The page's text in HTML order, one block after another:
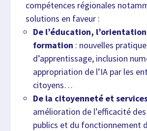
compétences régionales
solutions en faveur :
De l’éducation,
formation : nouvelles
d’apprentissage, inclusion
appropriation de l’IA par les
citoyens…
De la citoyenneté et
amélioration de l’efficacité
publics et du fonctionnement